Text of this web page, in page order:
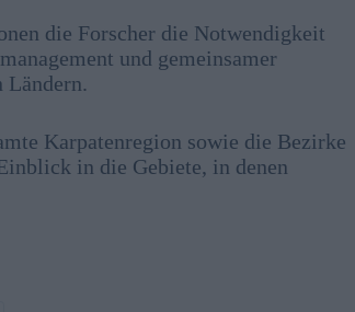
die Forscher die Notwendigkeit
und gemeinsamer
Ländern.
Karpatenregion sowie die Bezirke
in die Gebiete, in denen